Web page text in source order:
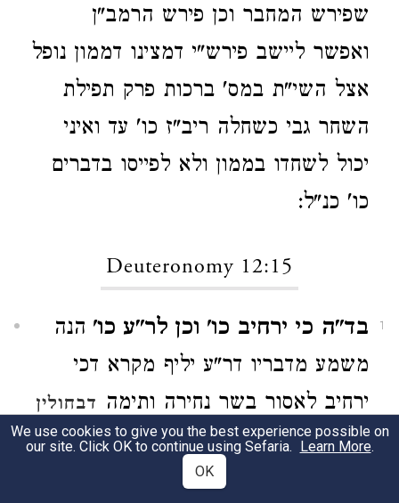
שפירש המחבר וכן פירש הרמב"ן
ואפשר ליישב פירש"י דמצינו דממון נופל
אצל השי"ת במס' ברכות פרק תפילת
השחר גבי כשחלה ריב"ז כו' עד ואיני
יכול לשחדו בממון ולא לפייסו בדברים
כו' כנ"ל:
Deuteronomy 12:15
1 בד"ה כי ירחיב כו' וכן לר"ע כו' הנה
משמע מדבריו דר"ע יליף מקרא דכי
ירחיב לאסור בשר נחירה ותימה דבחולין
בפ"קאמרי' בהדיא דר"ע יליף לה מקרא
דכי ירחק דכתיב ביה וזבחת ואכלת גם
We use cookies to give you the best experience possible on
our site. Click OK to continue using Sefaria. Learn More.
OK